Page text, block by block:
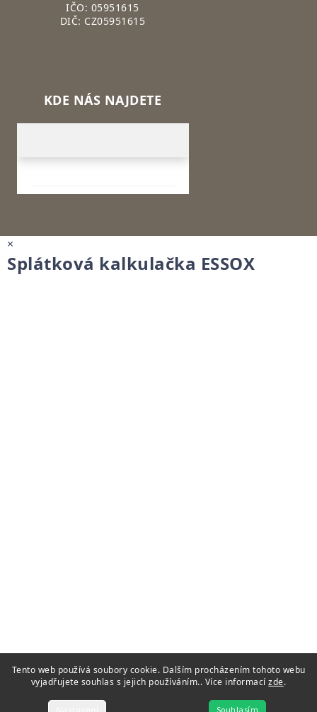
Tento web používá soubory cookie. Dalším procházením tohoto webu
vyjadřujete souhlas s jejich používáním.. Více informacízde.
IČO: 05951615
DIČ: CZ05951615
KDE NÁS NAJDETE
×
Splátková kalkulačka ESSOX